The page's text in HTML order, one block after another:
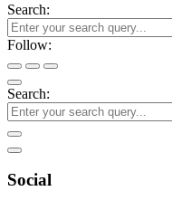
Search:
Follow:
Search:
Social